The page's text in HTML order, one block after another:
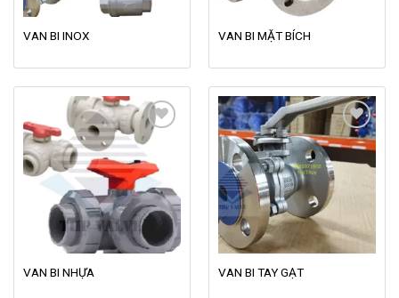
VAN BI INOX VAN BI MẶT BÍCH
Add to
wishlist
VAN BI NHỰA
Add to
wishlist
VAN BI TAY GẠT